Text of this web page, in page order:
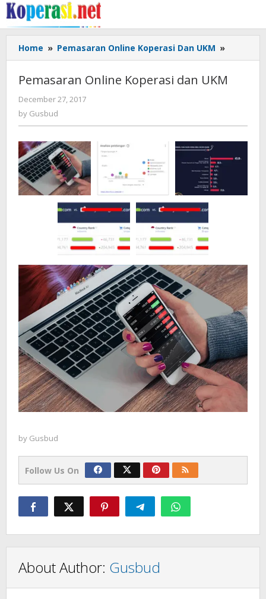
Skip
to
content
Home » Pemasaran Online Koperasi Dan UKM »
Online
dan
Pemasaran Online Koperasi dan UKM
December 27, 2017
by Gusbud
by Gusbud
Follow Us On
About Author: Gusbud